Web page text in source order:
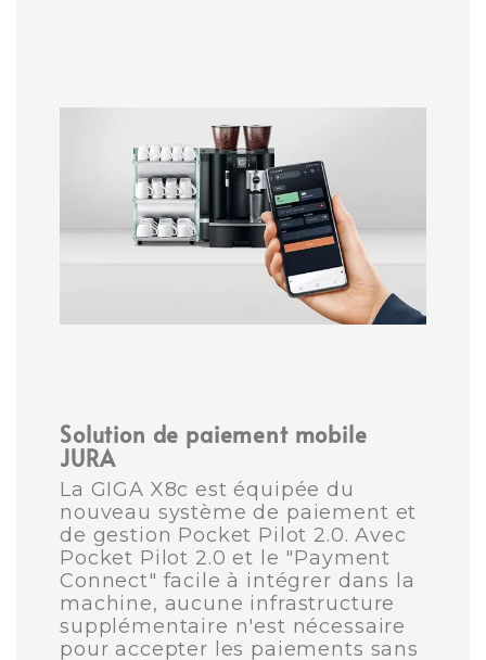
Solution de paiement mobile
JURA
La GIGA X8c est équipée du
nouveau système de paiement et
de gestion Pocket Pilot 2.0. Avec
Pocket Pilot 2.0 et le "Payment
Connect" facile à intégrer dans la
machine, aucune infrastructure
supplémentaire n'est nécessaire
pour accepter les paiements sans